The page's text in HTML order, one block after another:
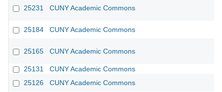
25231 CUNY Academic Commons
25184 CUNY Academic Commons
25165 CUNY Academic Commons
25131
CUNY Academic Commons
25126
CUNY Academic Commons